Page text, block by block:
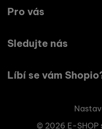
Jak nakupovat
Zásady ochrany
Pro vás
O nás
Sledujte nás
Instagram
Líbí se vám
+420 773 033 003
© 2026 E-SHOP